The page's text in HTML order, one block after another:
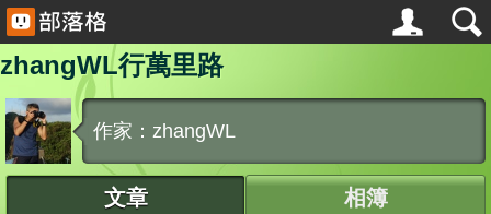
zhangWL行萬里路
作家：zhangWL
文章 相簿